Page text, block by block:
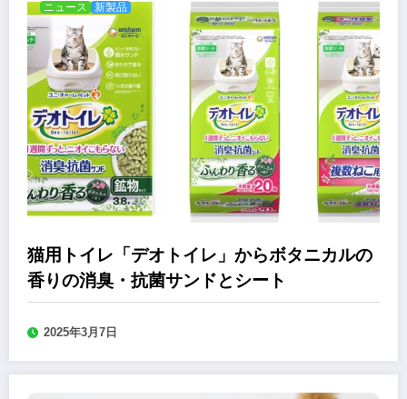
ニュース 新製品
猫用トイレ「デオトイレ」からボタニカルの
香りの消臭・抗菌サンドとシート
2025年3月7日